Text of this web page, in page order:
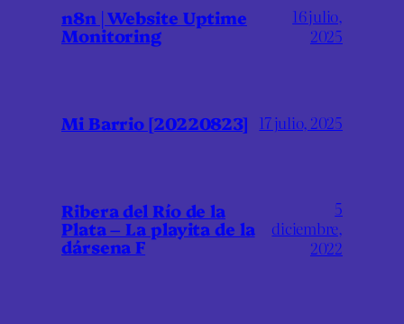
n8n | Website Uptime
Monitoring
16 julio,
2025
Mi Barrio [20220823] 17 julio, 2025
Ribera del Río de la
Plata – La playita de la
dársena F
5
diciembre,
2022